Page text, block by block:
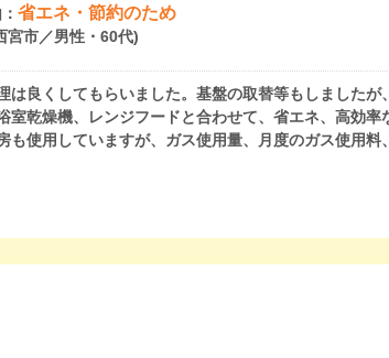
省エネ・節約のため
宮市／男性・60代)
良くしてもらいました。基盤の取替等もしました
乾燥機、レンジフードと合わせて、省エネ、高効
使用していますが、ガス使用量、月度のガス使用